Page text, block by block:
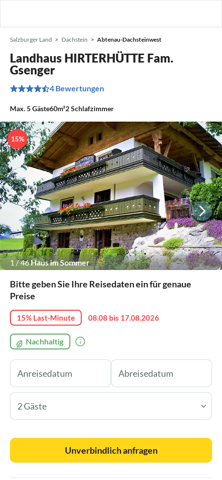
Salzburger Land Dachstein Abtenau-Dachsteinwest
Landhaus HIRTERHÜTTE Fam.
Gsenger
4 Bewertungen
Max.5Gäste60m²2Schlafzimmer
1 /46Haus im Sommer
15%
Bitte geben Sie Ihre Reisedaten ein für genaue
Preise
15% Last-Minute 08.08 bis 17.08.2026
Nachhaltig
2 Gäste
Unverbindlich anfragen